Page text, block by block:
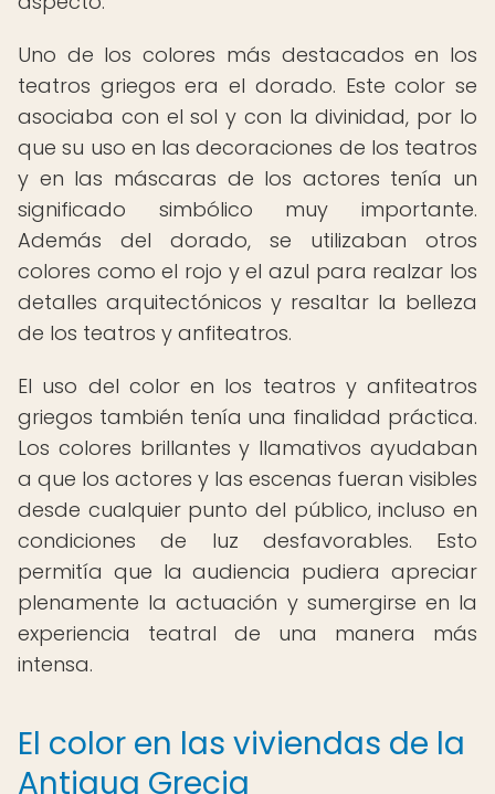
Uno de los colores más destacados en los
teatros griegos era el dorado. Este color se
asociaba con el sol y con la divinidad, por lo
que su uso en las decoraciones de los teatros
y en las máscaras de los actores tenía un
significado simbólico muy importante.
Además del dorado, se utilizaban otros
colores como el rojo y el azul para realzar los
detalles arquitectónicos y resaltar la belleza
de los teatros y anfiteatros.
El uso del color en los teatros y anfiteatros
griegos también tenía una finalidad práctica.
Los colores brillantes y llamativos ayudaban
a que los actores y las escenas fueran visibles
desde cualquier punto del público, incluso en
condiciones de luz desfavorables. Esto
permitía que la audiencia pudiera apreciar
plenamente la actuación y sumergirse en la
experiencia teatral de una manera más
intensa.
El color en las viviendas de la
Antigua Grecia